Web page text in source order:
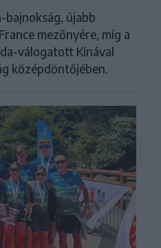
bajnokság, újabb
mezőnyére, míg a
válogatott Kínával
középdöntőjében.